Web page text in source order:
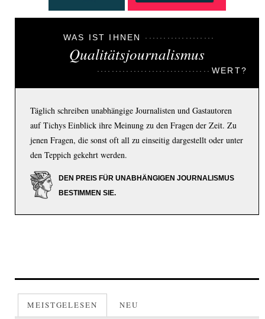
WAS IST IHNEN
Qualitätsjournalismus
WERT?
Täglich schreiben unabhängige Journalisten und Gastautoren
auf Tichys Einblick ihre Meinung zu den Fragen der Zeit. Zu
jenen Fragen, die sonst oft all zu einseitig dargestellt oder unter
den Teppich gekehrt werden.
DEN PREIS FÜR UNABHÄNGIGEN JOURNALISMUS
BESTIMMEN SIE.
MEISTGELESEN NEU